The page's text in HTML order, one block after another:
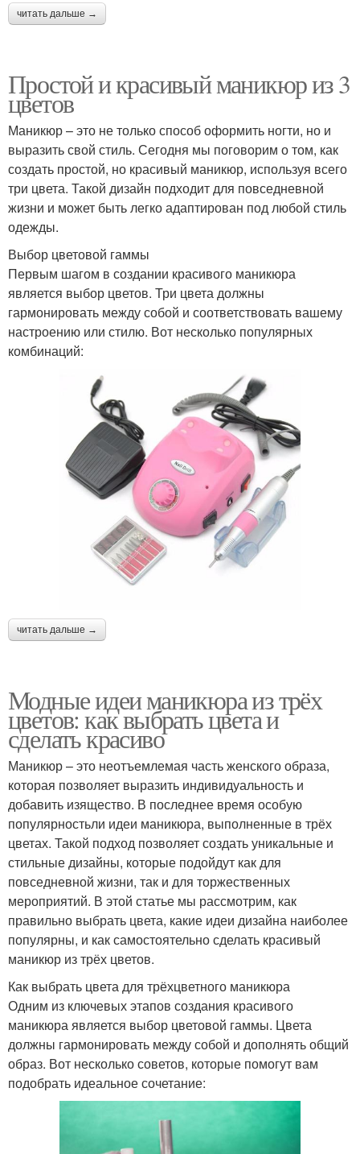
читать дальше →
Простой и красивый маникюр из 3
цветов
Маникюр – это не только способ оформить ногти, но и
выразить свой стиль. Сегодня мы поговорим о том, как
создать простой, но красивый маникюр, используя всего
три цвета. Такой дизайн подходит для повседневной
жизни и может быть легко адаптирован под любой стиль
одежды.
Выбор цветовой гаммы
Первым шагом в создании красивого маникюра
является выбор цветов. Три цвета должны
гармонировать между собой и соответствовать вашему
настроению или стилю. Вот несколько популярных
комбинаций:
читать дальше →
Модные идеи маникюра из трёх
цветов: как выбрать цвета и
сделать красиво
Маникюр – это неотъемлемая часть женского образа,
которая позволяет выразить индивидуальность и
добавить изящество. В последнее время особую
популярностьли идеи маникюра, выполненные в трёх
цветах. Такой подход позволяет создать уникальные и
стильные дизайны, которые подойдут как для
повседневной жизни, так и для торжественных
мероприятий. В этой статье мы рассмотрим, как
правильно выбрать цвета, какие идеи дизайна наиболее
популярны, и как самостоятельно сделать красивый
маникюр из трёх цветов.
Как выбрать цвета для трёхцветного маникюра
Одним из ключевых этапов создания красивого
маникюра является выбор цветовой гаммы. Цвета
должны гармонировать между собой и дополнять общий
образ. Вот несколько советов, которые помогут вам
подобрать идеальное сочетание: